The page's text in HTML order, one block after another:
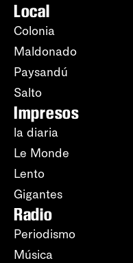
Local
Colonia
Maldonado
Paysandú
Salto
Impresos
la diaria
Le Monde
Lento
Gigantes
Radio
Periodismo
Música